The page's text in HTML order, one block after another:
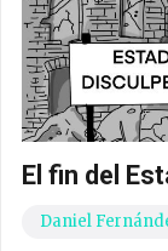
El fin del
Daniel